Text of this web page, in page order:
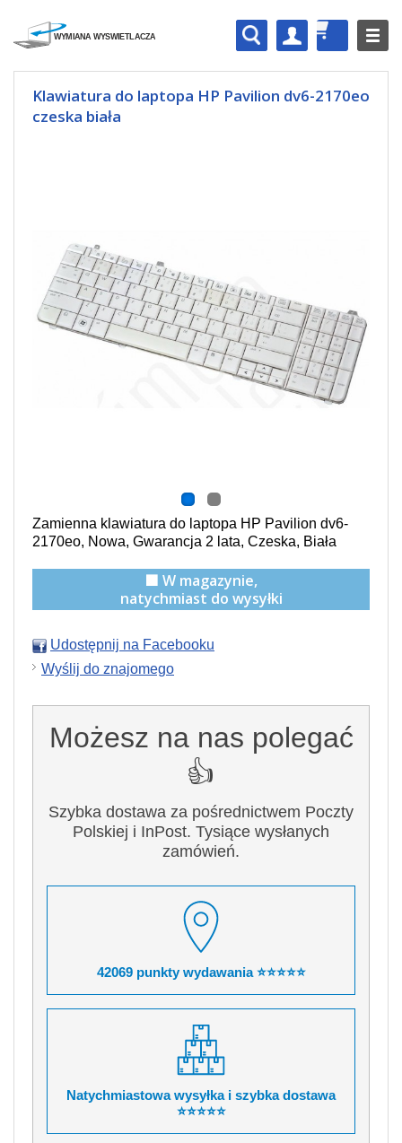
Klawiatura do laptopa HP Pavilion dv6-2170eo
czeska biała
Zamienna klawiatura do laptopa HP Pavilion dv6-
2170eo, Nowa, Gwarancja 2 lata, Czeska, Biała
🟩 W magazynie,
natychmiast do wysyłki
Udostępnij na Facebooku
Wyślij do znajomego
Możesz na nas polegać
👍
Szybka dostawa za pośrednictwem Poczty
Polskiej i InPost. Tysiące wysłanych
zamówień.
42069 punkty wydawania ⭐⭐⭐⭐⭐
Natychmiastowa wysyłka i szybka dostawa
⭐⭐⭐⭐⭐